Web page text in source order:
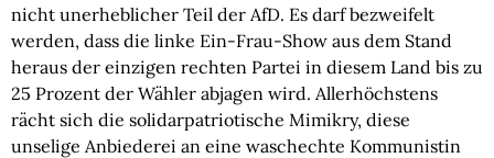
nicht unerheblicher Teil der AfD. Es darf bezweifelt
werden, dass die linke Ein-Frau-Show aus dem Stand
heraus der einzigen rechten Partei in diesem Land bis zu
25 Prozent der Wähler abjagen wird. Allerhöchstens
rächt sich die solidarpatriotische Mimikry, diese
unselige Anbiederei an eine waschechte Kommunistin